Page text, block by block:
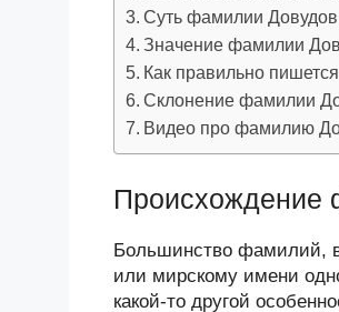
Суть фамилии
Значение фамилии
Как правильно
Склонение фамилии
Видео про фамилию
Происхождение
Большинство фамилий,
или мирскому имени
какой-то другой